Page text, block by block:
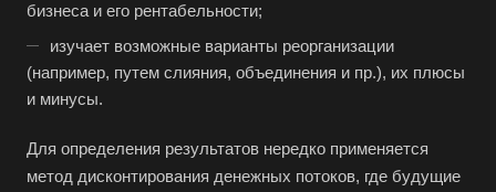
бизнеса и его рентабельности;
изучает возможные варианты реорганизации
(например, путем слияния, объединения и пр.), их плюсы
и минусы.
Для определения результатов нередко применяется
метод дисконтирования денежных потоков, где будущие
Например: Когалым